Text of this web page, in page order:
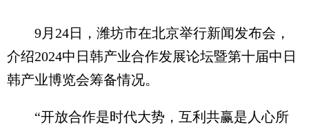
9月24日，潍坊市在北京举行新闻发布会，
介绍2024中日韩产业合作发展论坛暨第十届中日
韩产业博览会筹备情况。
“开放合作是时代大势，互利共赢是人心所